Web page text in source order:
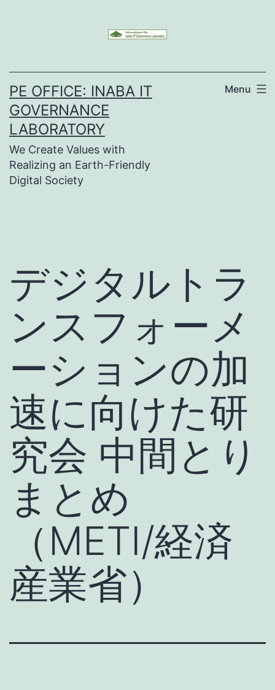
PE OFFICE: INABA IT
GOVERNANCE
LABORATORY
We Create Values with
Realizing an Earth-Friendly
Digital Society
Menu
デジタルトラ
ンスフォーメ
ーションの加
速に向けた研
究会 中間とり
まとめ
（METI/経済
産業省）